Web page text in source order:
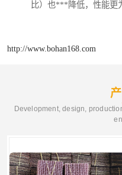
比）也***降低，性能更
http://www.bohan168.com
Development, design,